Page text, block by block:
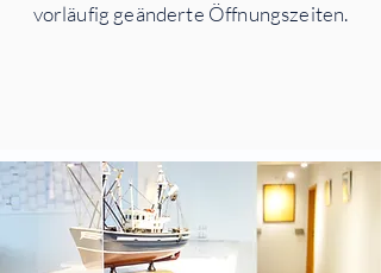
vorläufig geänderte Öffnungszeiten.